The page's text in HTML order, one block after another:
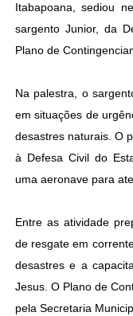
Itabapoana, sediou
sargento Junior, da
Plano de
Na palestra, o
em situações de
desastres naturais. O
à Defesa Civil do
uma aeronave para
Entre as atividade
de resgate em
desastres e a
Jesus. O Plano de
pela Secretaria